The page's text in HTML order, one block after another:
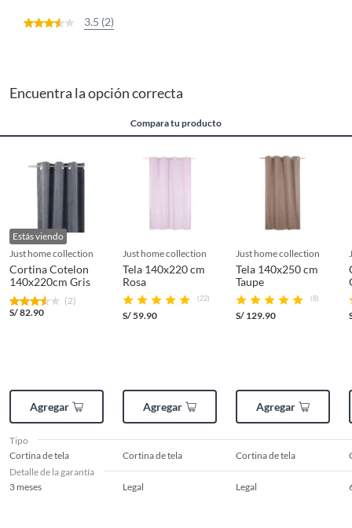
3.5 (2)
Encuentra la opción correcta
Compara tu producto
Estás viendo
just home collection
Cortina Cotelon
140x220cm Gris
(2)
S/82.90
Agregar
just home collection
Tela 140x220 cm
Rosa
(22)
S/59.90
Agregar
just home collection
Tela 140x250 cm
Taupe
(8)
S/ 129.90
Agregar
Tipo
Cortina de tela
Cortina de tela Cortina de tela
Detalle de la garantía
3 meses
Legal Legal